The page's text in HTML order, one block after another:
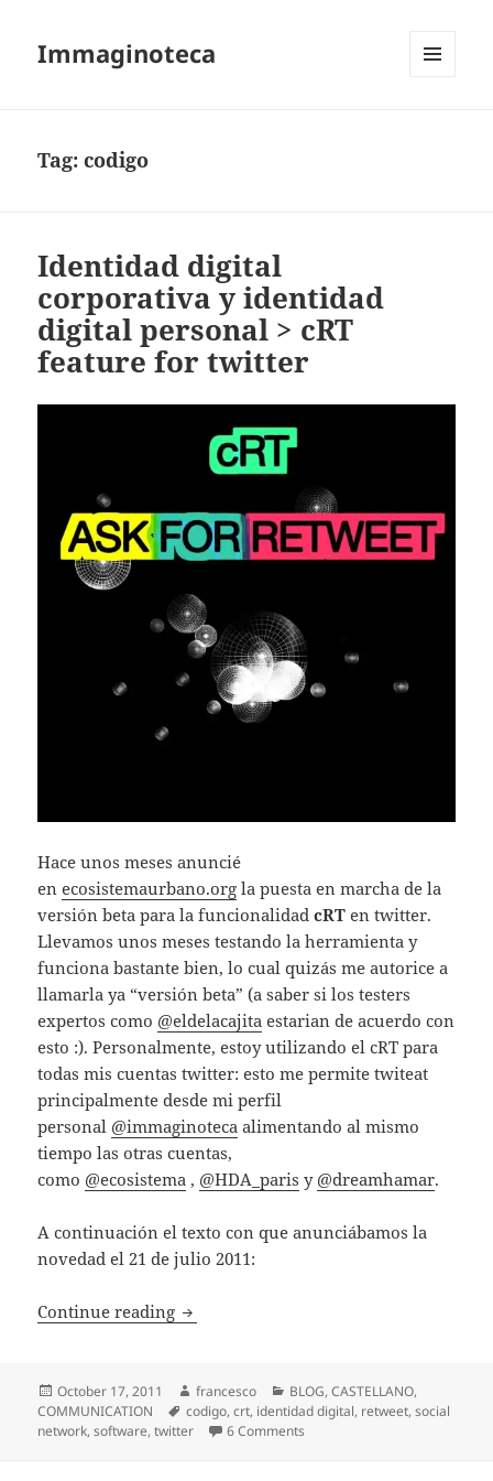
Immaginoteca
Tag:codigo
Identidad digital
corporativa y identidad
digital personal > cRT
feature for twitter
Hace unos meses anuncié
enecosistemaurbano.org la puesta en marcha de la
versión beta para la funcionalidadcRT en twitter.
Llevamos unos meses testando la herramienta y
funciona bastante bien, lo cual quizás me autorice a
llamarla ya “versión beta” (a saber si los testers
expertos como @eldelacajita estarian de acuerdo con
esto :). Personalmente, estoy utilizando el cRT para
todas mis cuentas twitter: esto me permite twiteat
principalmente desde mi perfil
personal @immaginoteca alimentando al mismo
tiempo las otras cuentas,
como @ecosistema , @HDA_paris y @dreamhamar.
A continuación el texto con que anunciábamos la
novedad el 21 de julio 2011:
Continue reading Identidad digital corporativa y
Posted
on
October 17, 2011 Author
francesco Categories
BLOG,CASTELLANO,
COMMUNICATION
Tags
codigo,crt, identidad digital, retweet,social
network,software,twitter 6 Comments